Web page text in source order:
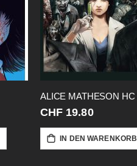
CHF 19.80
IN DEN WARENKORB